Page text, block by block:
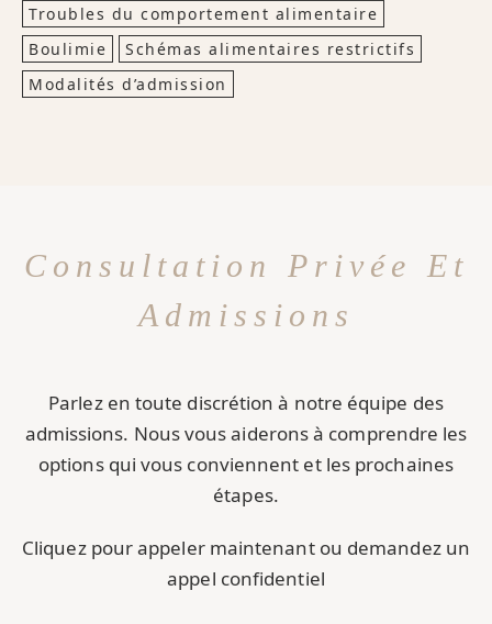
Troubles du comportement alimentaire
Boulimie
Schémas alimentaires restrictifs
Modalités d’admission
Consultation Privée Et
Admissions
Parlez en toute discrétion à notre équipe des
admissions. Nous vous aiderons à comprendre les
options qui vous conviennent et les prochaines
étapes.
Cliquez pour appeler maintenant ou demandez un
appel confidentiel